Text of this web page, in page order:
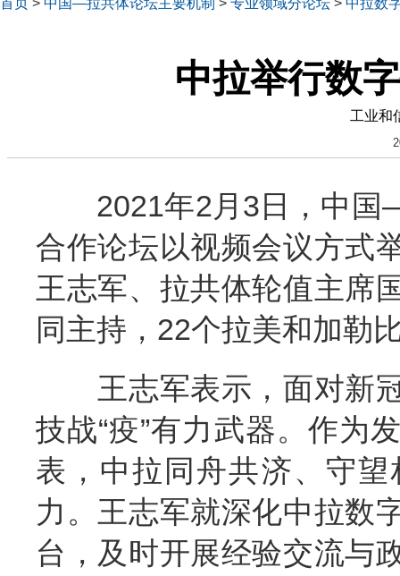
首页 > 中国—拉共体论坛主要机制 > 专业领域分论坛 > 中拉数
中拉举行数
工业和
2021年2月3日，中国—
合作论坛以视频会议方式
王志军、拉共体轮值主席
同主持，22个拉美和加勒
王志军表示，面对新冠
技战“疫”有力武器。作为
表，中拉同舟共济、守
力。王志军就深化中拉数
台，及时开展经验交流与